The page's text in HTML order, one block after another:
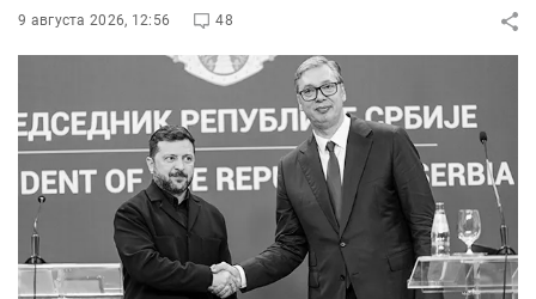
9 августа 2026, 12:56 48